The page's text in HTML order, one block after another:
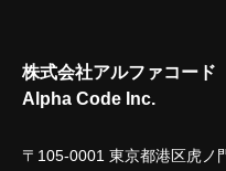
株式会社アルファコード
Alpha Code Inc.
〒105-0001 東京都港区虎ノ